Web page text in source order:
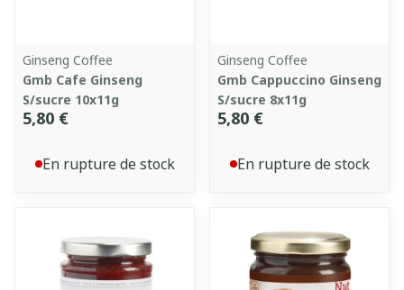
Ginseng Coffee
Gmb Cafe Ginseng
S/sucre 10x11g
5,80 €
En rupture de stock
Ginseng Coffee
Gmb Cappuccino Ginseng
S/sucre 8x11g
5,80 €
En rupture de stock